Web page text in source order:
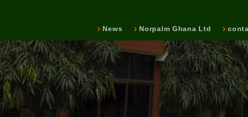
News Norpalm Ghana Ltd